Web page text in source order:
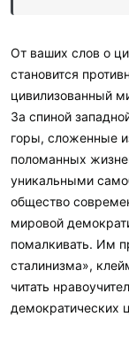
От ваших слов о
становится
цивилизованный
За спиной
горы, сложенные
поломанных
уникальными
общество
мировой
помалкивать. Им
сталинизма»,
читать
демократических